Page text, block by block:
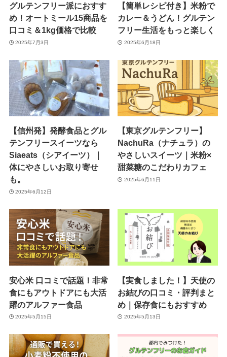
グルテンフリー派におすす
め！オートミール15商品を
口コミ＆1kg価格で比較
2025年7月3日
【簡単レシピ付き】米粉で
カレー＆うどん！グルテン
フリー生活をもっと楽しく
2025年6月18日
【信州発】発酵食品とグル
テンフリースイーツなら
Siaeats（シアイーツ）｜
体にやさしいお取り寄せ
も。
2025年6月12日
【東京グルテンフリー】
NachuRa（ナチュラ）の
やさしいスイーツ｜米粉×
甜菜糖のこだわりカフェ
2025年6月11日
安心米 口コミで話題！非常
食にもアウトドアにも大活
躍のアルファー食品
2025年5月15日
【実食しました！】天使の
お結びの口コミ・評判まと
め｜保存食にもおすすめ
2025年5月13日